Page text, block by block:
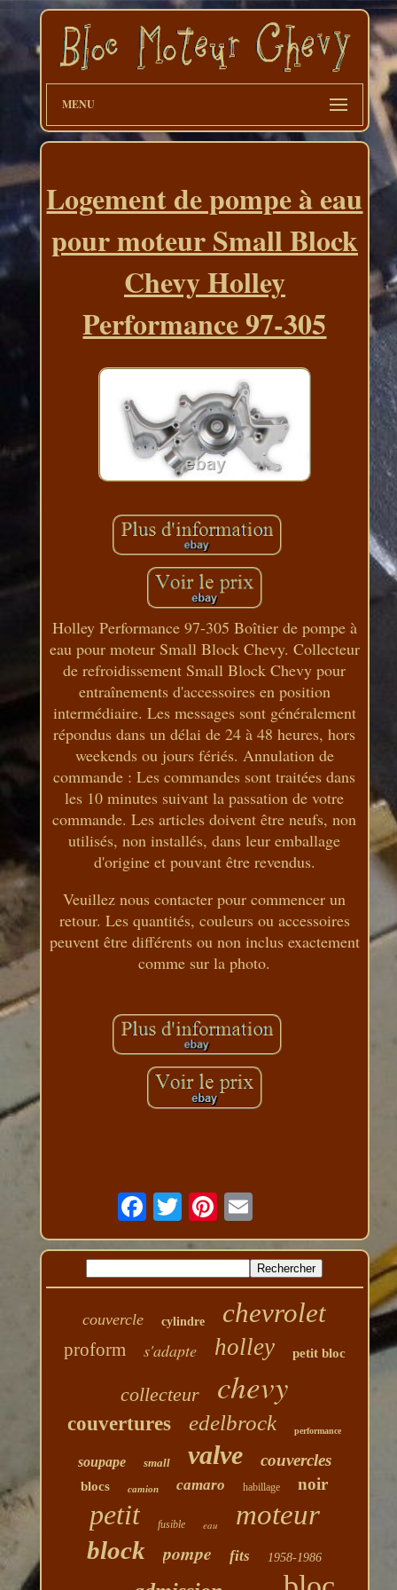
MENU
Logement de pompe à eau
pour moteur Small Block
Chevy Holley
Performance 97-305
Holley Performance 97-305 Boîtier de pompe à
eau pour moteur Small Block Chevy. Collecteur
de refroidissement Small Block Chevy pour
entraînements d'accessoires en position
intermédiaire. Les messages sont généralement
répondus dans un délai de 24 à 48 heures, hors
weekends ou jours fériés. Annulation de
commande : Les commandes sont traitées dans
les 10 minutes suivant la passation de votre
commande. Les articles doivent être neufs, non
utilisés, non installés, dans leur emballage
d'origine et pouvant être revendus.
Veuillez nous contacter pour commencer un
retour. Les quantités, couleurs ou accessoires
peuvent être différents ou non inclus exactement
comme sur la photo.
couvercle cylindre chevrolet
proform s'adapte holley petit bloc
collecteur chevy
couvertures edelbrock performance
soupape small valve couvercles
blocs camion camaro habillage noir
petit fusible eau moteur
block pompe fits 1958-1986